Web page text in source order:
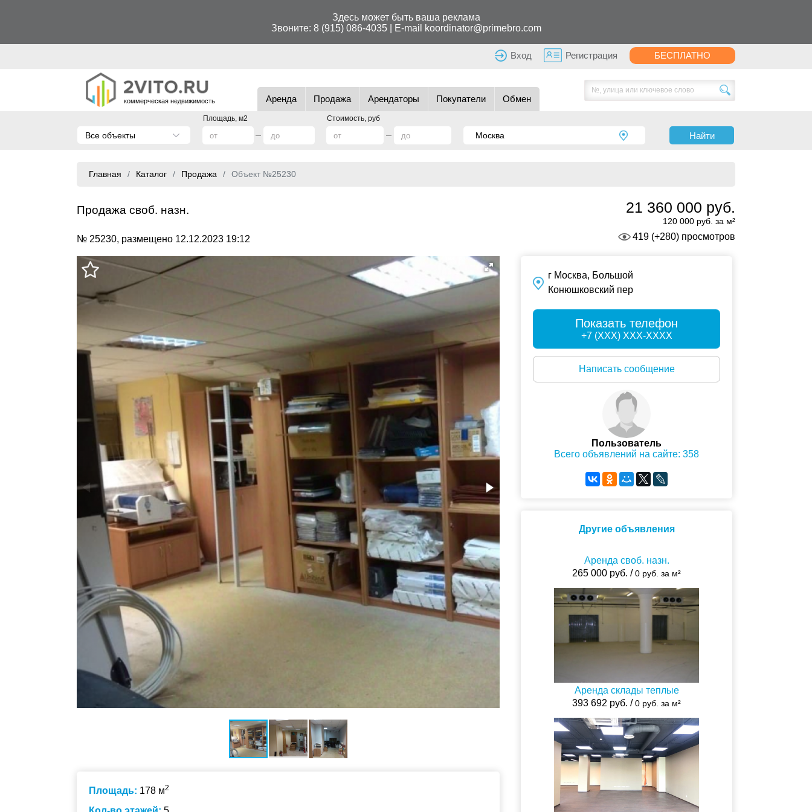
Здесь может быть ваша реклама
Звоните: 8 (915) 086-4035| E-mail koordinator@primebro.com
Вход Регистрация БЕСПЛАТНО
коммерческая недвижимость Аренда Продажа Арендаторы Покупатели Обмен
Площадь, м2 Стоимость, руб
Все объекты Найти
Главная Каталог Продажа Объект №25230
Продажа своб. назн.
№ 25230, размещено 12.12.2023 19:12
21 360 000 руб.
120 000 руб. за м²
419 (+280) просмотров
Площадь: 178 м2
г Москва, Большой
Конюшковский пер
Показать телефон
+7 (XXX) XXX-XXXX
Написать сообщение
Пользователь
Всего объявлений на сайте: 358
Другие объявления
Аренда своб. назн.
265 000 руб. /0 руб. за м²
Аренда склады теплые
393 692 руб. /0 руб. за м²